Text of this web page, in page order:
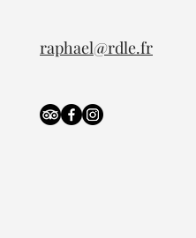
raphael@rdle.fr